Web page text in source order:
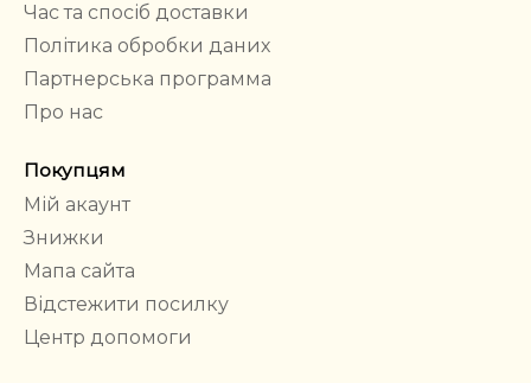
Час та спосіб доставки
Політика обробки даних
Партнерська программа
Про нас
Покупцям
Мій акаунт
Знижки
Мапа сайта
Відстежити посилку
Центр допомоги